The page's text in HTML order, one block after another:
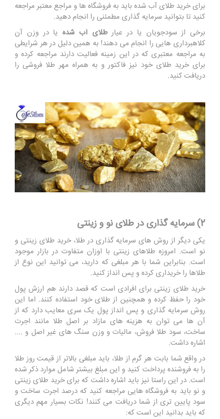
برای خرید طلای آب شده باید به فروشگاه ها و مراجع معتبر مراجعه
کنید تا بتوانید سرمایه گذاری مطمئنی را انجام دهید.
برخی از سودجویان یا در عیارطلای آب شده یا در وزن آن
کلاهبرداری هایی را انجام می دهند! به همین دلیل در هر شرایطی
به مراجعه معتبری که در این زمینه فعالیت دارند مراجعه کرده و
برای خرید طلای خود نیز فاکتور و به همراه مهر طلا فروشی را
دریافت کنید.
2) سرمایه ‌گذاری در طلای نو و زینتی
یکی دیگر از روش های سرمایه گذاری در طلا، خرید طلای زینتی و
نو است. امروزه طلاهای زینتی با اوزان متفاوت در بازار موجود
است. بنابراین شما با هر مبلغی که دارید، می توانید این نوع از
طلاها را خریداری کرده و پس انداز کنید.
خرید طلای زینتی برای افرادی است که قصد دارند هم ارزش پول
خود را حفظ کرده و همچنین از طلای خود استفاده کنند. اما این
روش سرمایه گذاری و پس انداز پول یک سری معایب دارد که از
آن ها می توان به هزینه ‌های مازاد بر اصل طلا مانند اجرت
ساخت، سود طلا فروش، مالیات و وزن سنگ ‌های غیر اصل و ....
اشاره داشت.
در واقع شما بابت هر گرم از طلا، باید مبلغی بالاتر از قیمت روز طلا
را به فروشنده پرداخت کنید و این مبلغ بیشتر شامل موارد ذکر شده
است. در این راستا نیز باید اشاره داشت که برای خرید طلای زینتی
و نو باید به فروشگاه هایی مراجعه کنید که درصد اجرت ساخت و
سود پایین تری از شما دریافت می کنند! نکات بسیار مهم دیگری
که باید بدانید این است که: